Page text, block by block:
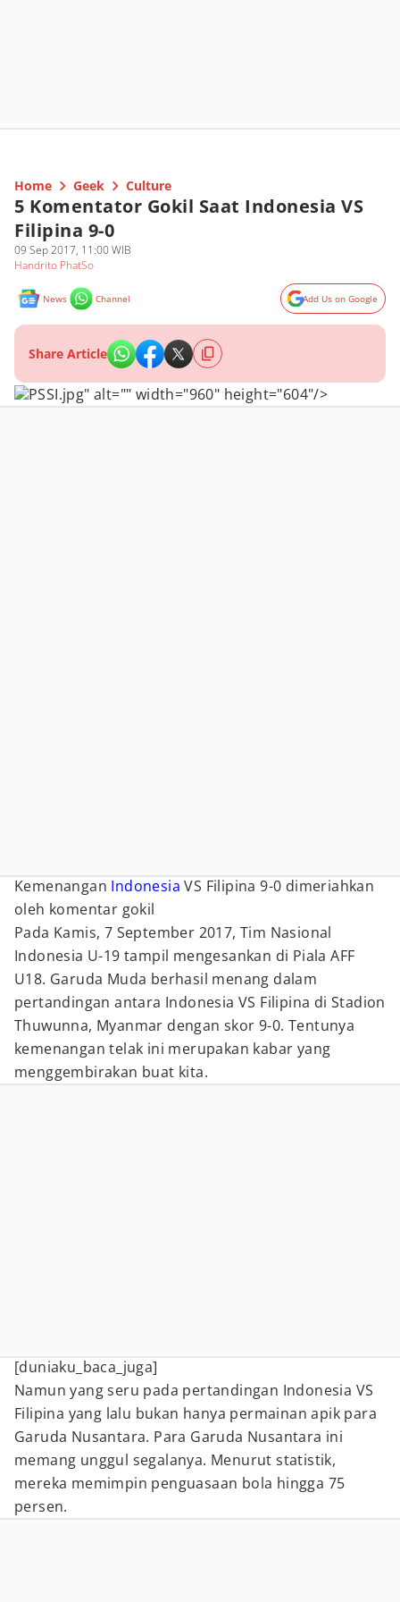
Home Geek Culture
5 Komentator Gokil Saat Indonesia VS
Filipina 9-0
09 Sep 2017, 11:00 WIB
Handrito PhatSo
News Channel Add Us on Google
Share Article
PSSI.jpg" alt="" width="960" height="604"/>
Kemenangan Indonesia VS Filipina 9-0 dimeriahkan
oleh komentar gokil
Pada Kamis, 7 September 2017, Tim Nasional
Indonesia U-19 tampil mengesankan di Piala AFF
U18. Garuda Muda berhasil menang dalam
pertandingan antara Indonesia VS Filipina di Stadion
Thuwunna, Myanmar dengan skor 9-0. Tentunya
kemenangan telak ini merupakan kabar yang
menggembirakan buat kita.
[duniaku_baca_juga]
Namun yang seru pada pertandingan Indonesia VS
Filipina yang lalu bukan hanya permainan apik para
Garuda Nusantara. Para Garuda Nusantara ini
memang unggul segalanya. Menurut statistik,
mereka memimpin penguasaan bola hingga 75
persen.